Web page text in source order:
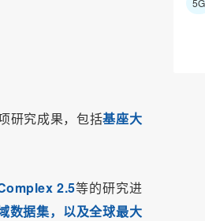
5G
研究成果，包括基座大
2.5等的研究进
数据集，以及全球最大